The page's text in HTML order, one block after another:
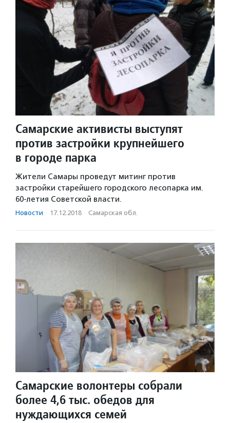
Самарские активисты выступят
против застройки крупнейшего
в городе парка
Жители Самары проведут митинг против
застройки старейшего городского лесопарка им.
60-летия Советской власти.
Новости · 17.12.2018 · Самарская обл.
Самарские волонтеры собрали
более 4,6 тыс. обедов для
нуждающихся семей